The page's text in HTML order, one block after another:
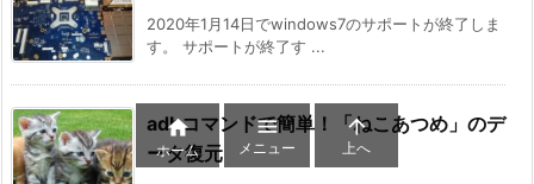
2020年1月14日でwindows7のサポートが終了しま
す。 サポートが終了す ...
adbコマンドで簡単！「ねこあつめ」のデ
ータ復元

ホーム

メニュー

上へ